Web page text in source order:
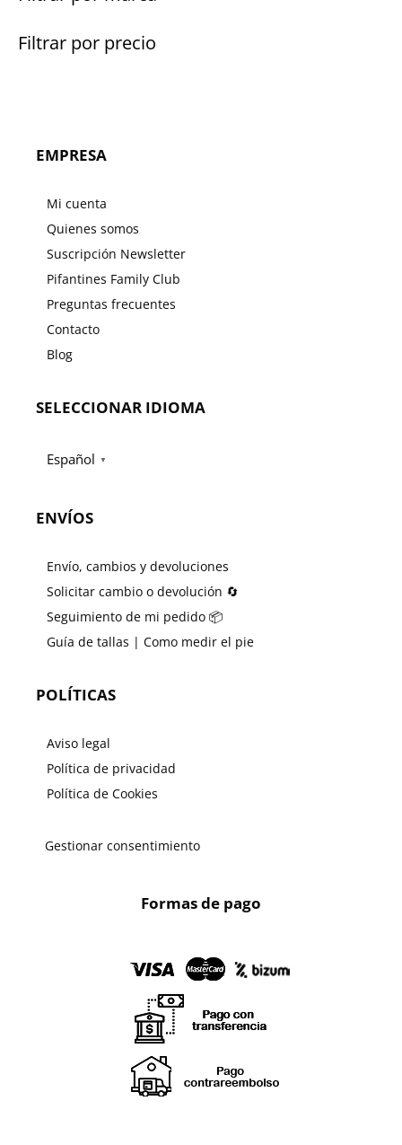
Filtrar por precio
EMPRESA
Mi cuenta
Quienes somos
Suscripción Newsletter
Pifantines Family Club
Preguntas frecuentes
Contacto
Blog
SELECCIONAR IDIOMA
Español ▼
ENVÍOS
Envío, cambios y devoluciones
Solicitar cambio o devolución 🔄
Seguimiento de mi pedido 📦
Guía de tallas | Como medir el pie
POLÍTICAS
Aviso legal
Política de privacidad
Política de Cookies
Gestionar consentimiento
Formas de pago